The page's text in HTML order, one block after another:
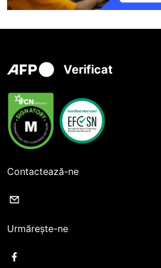
Verificat
Contactează-ne
Urmărește-ne